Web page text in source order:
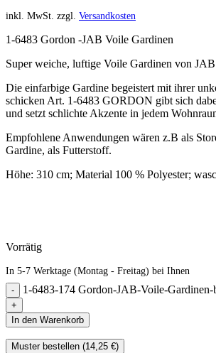
inkl. MwSt. zzgl. Versandkosten
1-6483 Gordon -JAB Voile Gardinen
Super weiche, luftige Voile Gardinen von
Die einfarbige Gardine begeistert mit ihrer
schicken Art. 1-6483 GORDON gibt sich
und setzt schlichte Akzente in jedem
Empfohlene Anwendungen wären z.B als
Gardine, als Futterstoff.
Höhe: 310 cm; Material 100 % Polyester;
Vorrätig
In 5-7 Werktage (Montag - Freitag) bei Ihnen
1-6483-174 Gordon-JAB-Voile-Gardinen-
In den Warenkorb
Muster bestellen (14,25 €)